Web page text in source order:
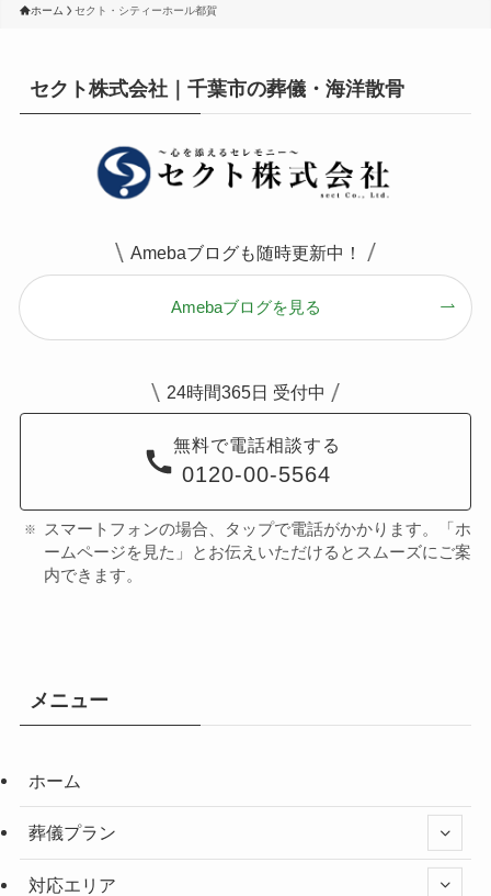
ホーム セクト・シティーホール都賀
セクト株式会社｜千葉市の葬儀・海洋散骨
Amebaブログも随時更新中！
Amebaブログを見る
24時間365日 受付中
無料で電話相談する
0120-00-5564
スマートフォンの場合、タップで電話がかかります。「ホ
ームページを見た」とお伝えいただけるとスムーズにご案
内できます。
メニュー
ホーム
葬儀プラン
対応エリア